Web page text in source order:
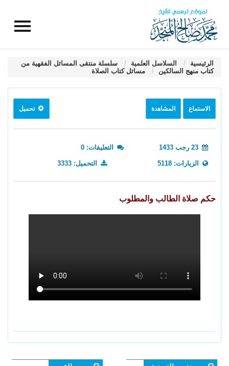
الرئيسية السلاسل العلمية
سلسلة منتقى المسائل الفقهية من
كتاب منهج السالكين
مسائل كتاب الصلاة
الاستماع المشاهدة تحميل
التعليقات: 0
الزيارات: 5118 التحميل: 3333
حكم صلاة الطالب والمطلوب